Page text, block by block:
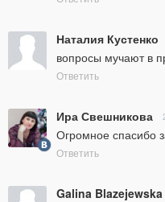
Наталия Кустенко
вопросы мучают в
Ответить
Ира Свешникова
Огромное спасибо
Ответить
Galina Blazejewska